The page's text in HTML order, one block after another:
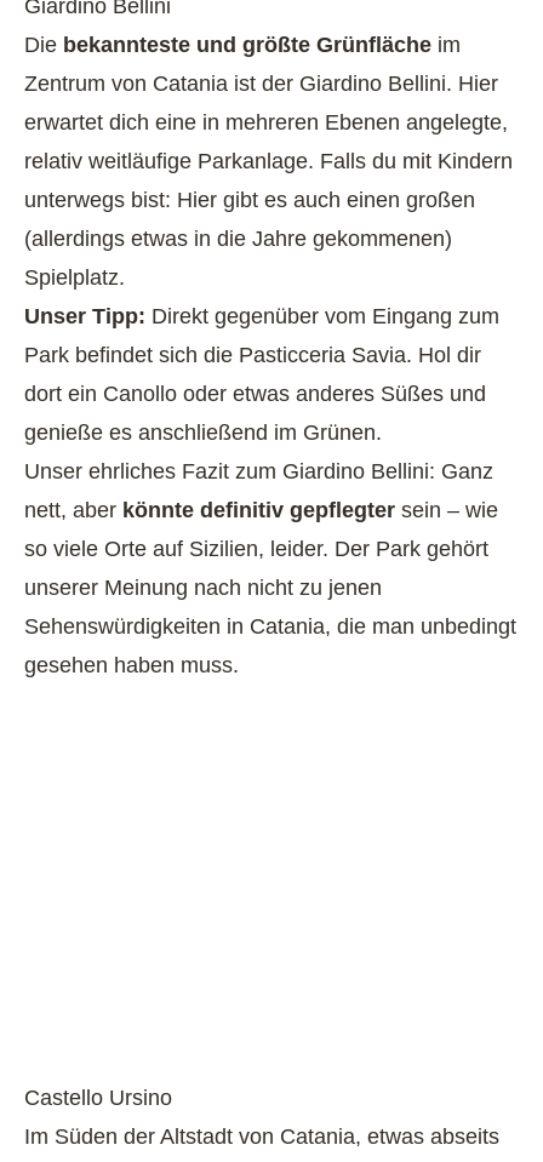
Giardino Bellini
Die bekannteste und größte Grünfläche im
Zentrum von Catania ist der Giardino Bellini. Hier
erwartet dich eine in mehreren Ebenen angelegte,
relativ weitläufige Parkanlage. Falls du mit Kindern
unterwegs bist: Hier gibt es auch einen großen
(allerdings etwas in die Jahre gekommenen)
Spielplatz.
Unser Tipp: Direkt gegenüber vom Eingang zum
Park befindet sich die Pasticceria Savia. Hol dir
dort ein Canollo oder etwas anderes Süßes und
genieße es anschließend im Grünen.
Unser ehrliches Fazit zum Giardino Bellini: Ganz
nett, aber könnte definitiv gepflegter sein – wie
so viele Orte auf Sizilien, leider. Der Park gehört
unserer Meinung nach nicht zu jenen
Sehenswürdigkeiten in Catania, die man unbedingt
gesehen haben muss.
Castello Ursino
Im Süden der Altstadt von Catania, etwas abseits